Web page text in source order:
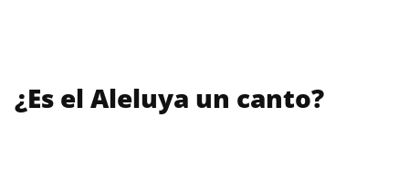
¿Es el Aleluya un canto?